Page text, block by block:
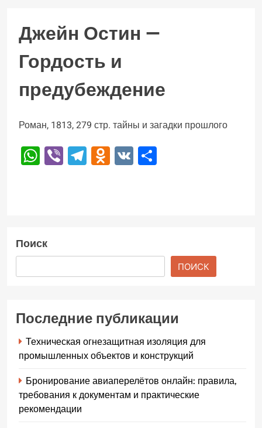
Джейн Остин —
Гордость и
предубеждение
Роман, 1813, 279 стр. тайны и загадки прошлого
WhatsApp
ViberTelegram
Odnoklassniki
VK
Поиск
ПОИСК
Последние публикации
Техническая огнезащитная изоляция для
промышленных объектов и конструкций
Бронирование авиаперелётов онлайн: правила,
требования к документам и практические
рекомендации